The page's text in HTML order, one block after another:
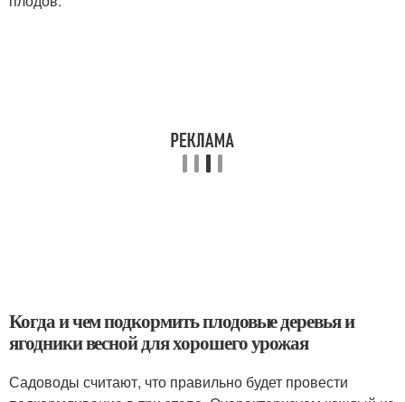
Когда и чем подкормить плодовые деревья и
ягодники весной для хорошего урожая
Садоводы считают, что правильно будет провести